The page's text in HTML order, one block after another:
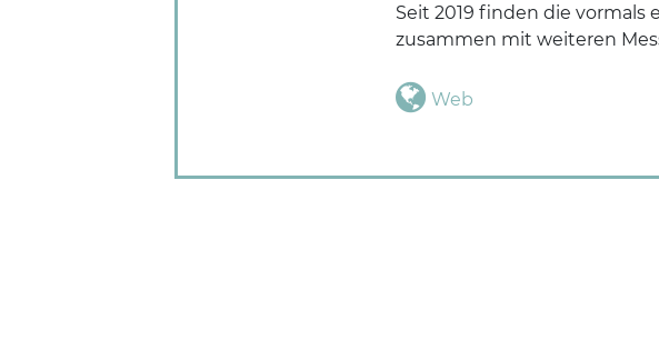
Seit 2019 finden die vormals
zusammen mit weiteren
Web